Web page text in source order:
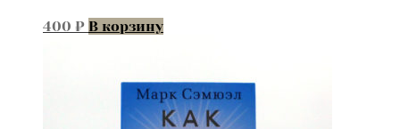
400 ₽ В корзину